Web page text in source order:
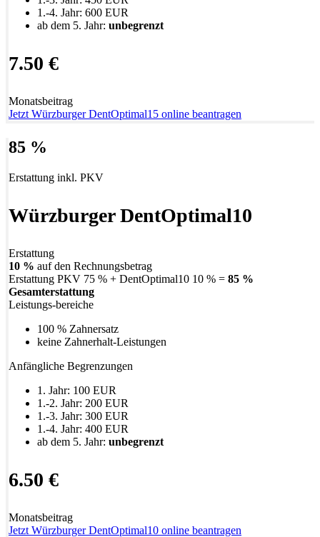
1.-4. Jahr: 600 EUR
ab dem 5. Jahr: unbegrenzt
7.50 €
Monatsbeitrag
Jetzt Würzburger DentOptimal15 online beantragen
85 %
Erstattung inkl. PKV
Würzburger DentOptimal10
Erstattung
10 % auf den Rechnungsbetrag
Erstattung PKV 75 % + DentOptimal10 10 % = 85 %
Gesamterstattung
Leistungs-bereiche
100 % Zahnersatz
keine Zahnerhalt-Leistungen
Anfängliche Begrenzungen
1. Jahr: 100 EUR
1.-2. Jahr: 200 EUR
1.-3. Jahr: 300 EUR
1.-4. Jahr: 400 EUR
ab dem 5. Jahr: unbegrenzt
6.50 €
Monatsbeitrag
Jetzt Würzburger DentOptimal10 online beantragen